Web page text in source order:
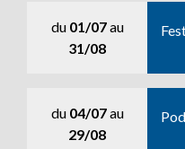
du 01/07au
31/08
du 04/07au
29/08